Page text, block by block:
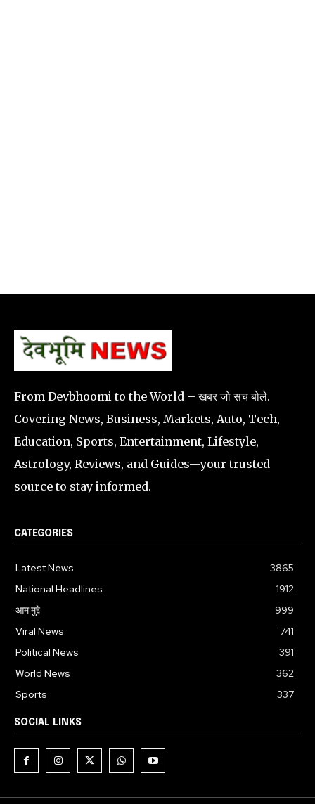
From Devbhoomi to the World – खबर जो सच बोले.
Covering News, Business, Markets, Auto, Tech,
Education, Sports, Entertainment, Lifestyle,
Astrology, Reviews, and Guides—your trusted
source to stay informed.
CATEGORIES
Latest News
3865
National Headlines
1912
आम मुद्दे
999
Viral News
741
Political News
391
World News
362
Sports
337
SOCIAL LINKS